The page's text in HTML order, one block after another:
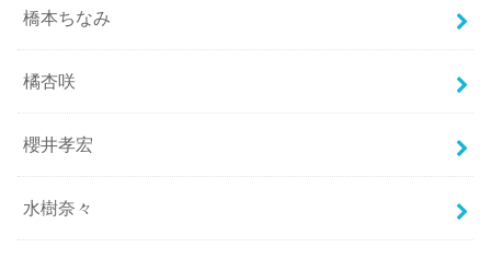
橋本ちなみ
橘杏咲
櫻井孝宏
水樹奈々